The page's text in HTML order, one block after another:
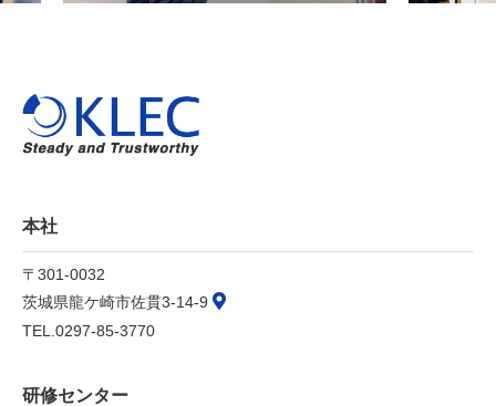
本社
〒301-0032
茨城県龍ケ崎市佐貫3-14-9
TEL.0297-85-3770
研修センター